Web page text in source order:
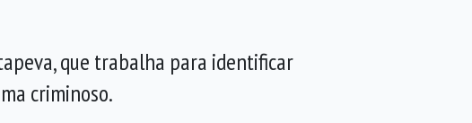
que trabalha para identificar
criminoso.